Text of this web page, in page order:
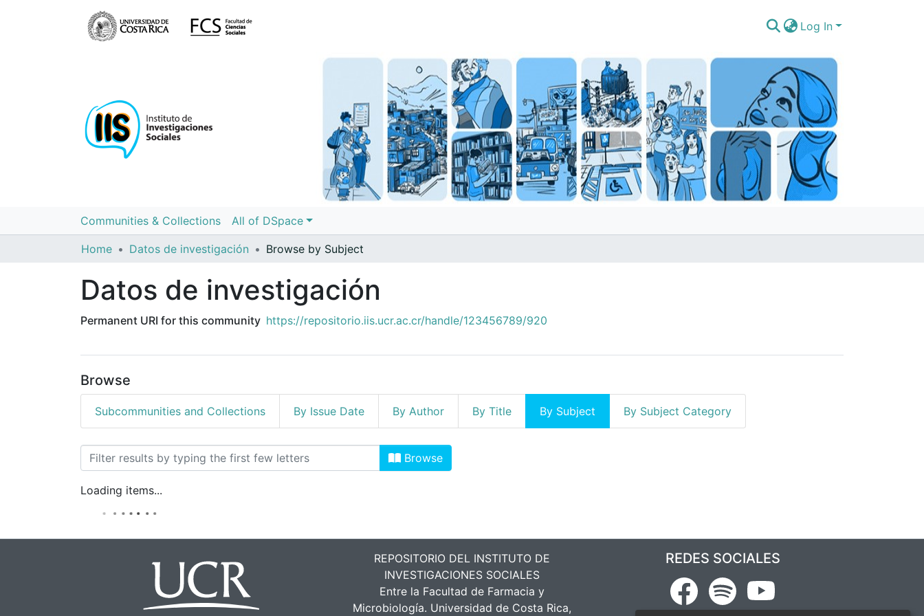
Log In
Communities & Collections All of DSpace
Home Datos de investigación Browse by Subject
Datos de investigación
Permanent URI for this community https://repositorio.iis.ucr.ac.cr/handle/123456789/920
Browse
Subcommunities and Collections By Issue Date By Author By Title By Subject By Subject Category
Browsing Datos de investigación by Subject "Datos de investigación"
Browse
Loading items...
REPOSITORIO DEL INSTITUTO DE
INVESTIGACIONES SOCIALES
Entre la Facultad de Farmacia y
Microbiología. Universidad de Costa Rica,
REDES SOCIALES